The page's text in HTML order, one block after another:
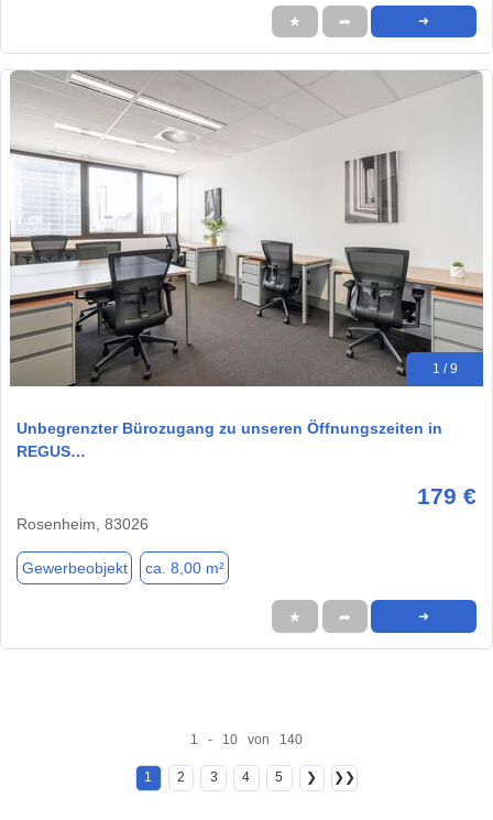
★ ➦ ➜
1 / 9
Unbegrenzter Bürozugang zu unseren Öffnungszeiten in
REGUS…
179 €
Rosenheim, 83026
Gewerbeobjekt ca. 8,00 m²
★ ➦ ➜
1 - 10 von 140
1 2 3 4 5 ❯ ❯❯